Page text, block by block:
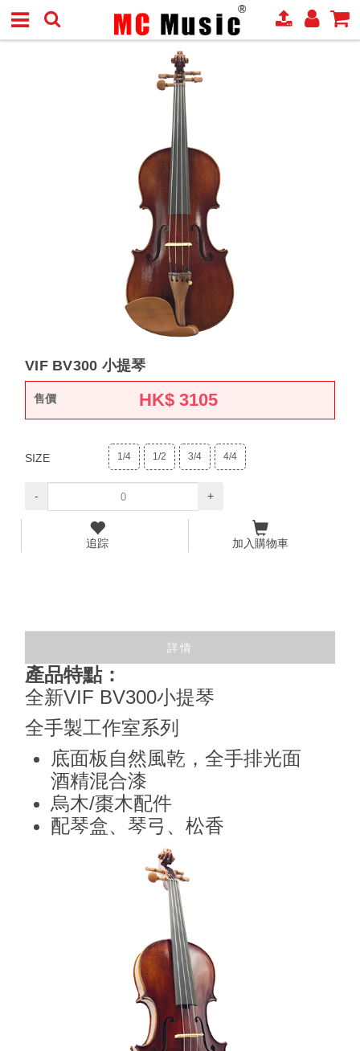
VIF BV300 小提琴
售價 HK$3105
SIZE 1/4 1/2 3/4 4/4
- +
追踪 加入購物車
詳情
產品特點：
全新VIF BV300小提琴
全手製工作室系列
底面板自然風乾，全手排光面
酒精混合漆
烏木/棗木配件
配琴盒、琴弓、松香